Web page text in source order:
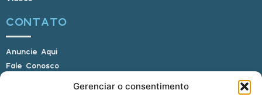
Gerenciar o consentimento
CONTATO
Anuncie Aqui
Fale Conosco